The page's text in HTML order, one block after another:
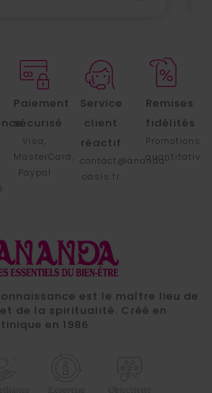
Paiement
sécurisé
Visa,
MasterCard,
Paypal
Service
client
réactif
contact@ananda-
oasis.fr
Remises
fidélités
Promotions
est le maître lieu de
de la spiritualité. Créé en
en 1986.